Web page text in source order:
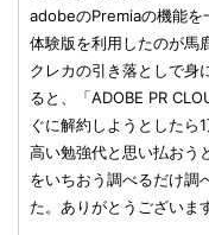
adobeのPremiaの機能を
体験版を利用したのが馬
クレカの引き落としで身
ると、「ADOBE PR
ぐに解約しようとしたら
高い勉強代と思い払おう
をいちおう調べるだけ調
た。ありがとうございま